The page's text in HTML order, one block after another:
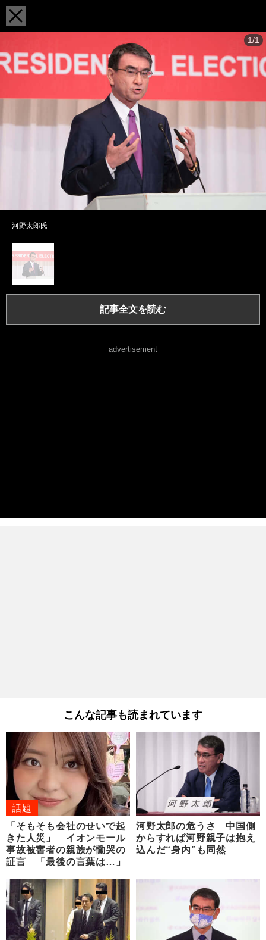
1/1
河野太郎氏
記事全文を読む
advertisement
こんな記事も読まれています
話題
「そもそも会社のせいで起
きた人災」 イオンモール
事故被害者の親族が慟哭の
証言 「最後の言葉は…」
河野太郎の危うさ 中国側
からすれば河野親子は抱え
込んだ“身内”も同然